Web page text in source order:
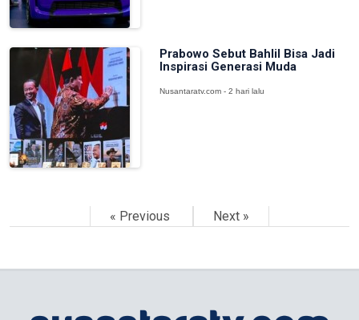
Prabowo Sebut Bahlil Bisa Jadi
Inspirasi Generasi Muda
Nusantaratv.com - 2 hari lalu
« Previous Next »